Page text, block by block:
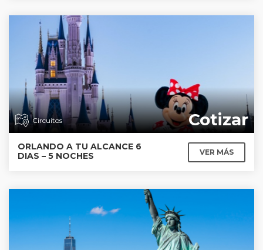
Circuitos Cotizar
ORLANDO A TU ALCANCE 6
DIAS – 5 NOCHES
VER MÁS